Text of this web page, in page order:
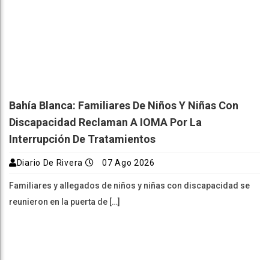
Bahía Blanca: Familiares De Niños Y Niñas Con
Discapacidad Reclaman A IOMA Por La
Interrupción De Tratamientos
Diario De Rivera 07 Ago 2026
Familiares y allegados de niños y niñas con discapacidad se
reunieron en la puerta de […]